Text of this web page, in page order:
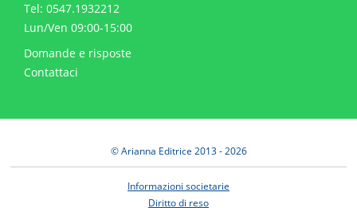
Tel: 0547.1932212
Lun/Ven 09:00-15:00
Domande e risposte
Contattaci
© Arianna Editrice 2013 - 2026
Informazioni societarie
Diritto di reso